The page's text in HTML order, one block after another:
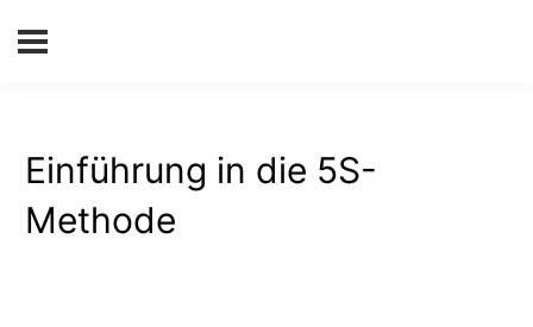
Einführung in die 5S-
Methode